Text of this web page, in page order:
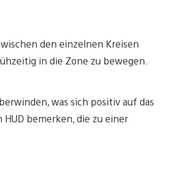
den einzelnen Kreisen
in die Zone zu bewegen.
was sich positiv auf das
bemerken, die zu einer